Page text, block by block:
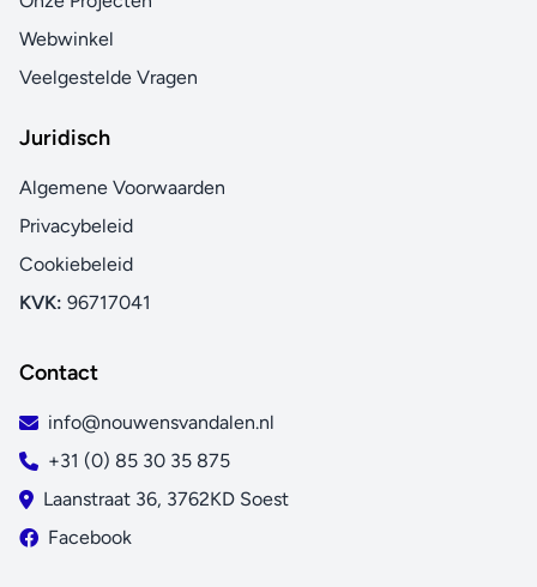
Webwinkel
Veelgestelde Vragen
Juridisch
Algemene Voorwaarden
Privacybeleid
Cookiebeleid
KVK: 96717041
Contact
info@nouwensvandalen.nl
+31 (0) 85 30 35 875
Laanstraat 36, 3762KD Soest
Facebook